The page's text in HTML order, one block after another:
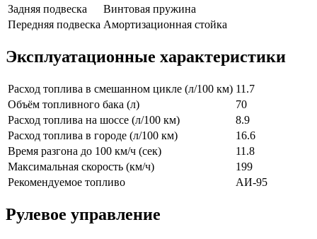
Задняя подвеска
Винтовая пружина
Передняя подвеска Амортизационная стойка
Эксплуатационные характеристики
Расход топлива в смешанном цикле (л/100 км) 11.7
Объём топливного бака (л)
70
Расход топлива на шоссе (л/100 км)
8.9
Расход топлива в городе (л/100 км)
16.6
Время разгона до 100 км/ч (сек)
11.8
Максимальная скорость (км/ч)
199
Рекомендуемое топливо
АИ-95
Рулевое управление